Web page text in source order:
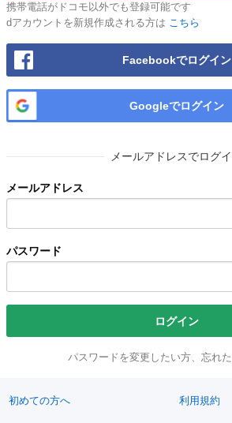
携帯電話がドコモ以外でも登録可能です
dアカウントを新規作成される方は こちら
Facebookでログイン
Googleでログイン
メールアドレスでログ
メールアドレス
パスワード
ログイン
パスワードを変更したい方、忘れ
初めての方へ 利用規約